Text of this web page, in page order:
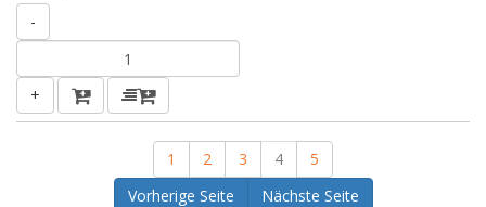
-
+
1 2 3 4
5
Vorherige Seite
Nächste Seite